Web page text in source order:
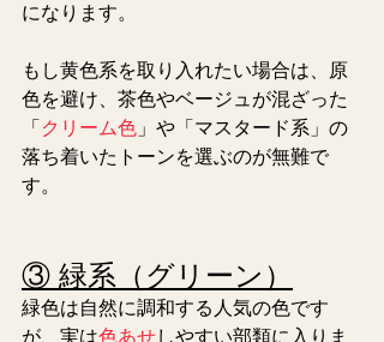
になります。
もし黄色系を取り入れたい場合は、原
色を避け、茶色やベージュが混ざった
「クリーム色 」や「マスタード系」の
落ち着いたトーンを選ぶのが無難で
す。
③ 緑系（グリーン）
緑色は自然に調和する人気の色です
が、実は色あせしやすい部類に入りま